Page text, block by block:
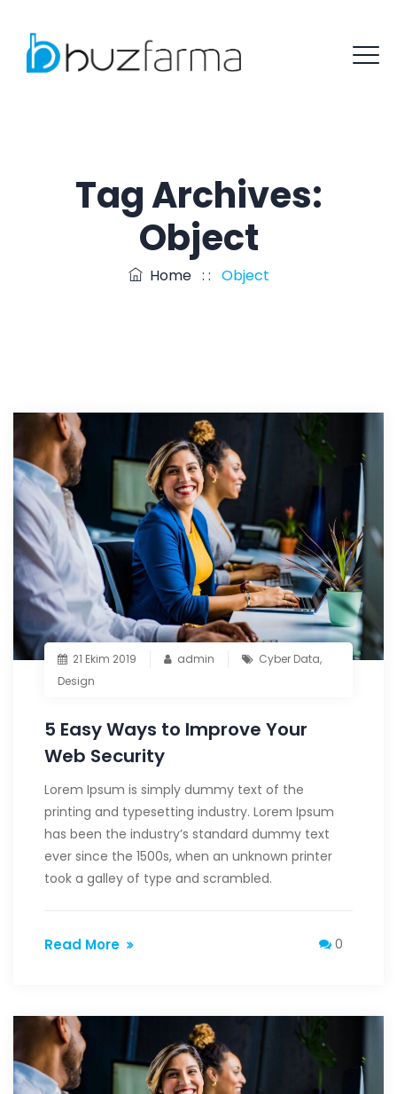
Tag Archives:
Object
Home: : Object
21 Ekim 2019 admin Cyber Data,
Design
5 Easy Ways to Improve Your
Web Security
Lorem Ipsum is simply dummy text of the
printing and typesetting industry. Lorem Ipsum
has been the industry’s standard dummy text
ever since the 1500s, when an unknown printer
took a galley of type and scrambled.
Read More 0